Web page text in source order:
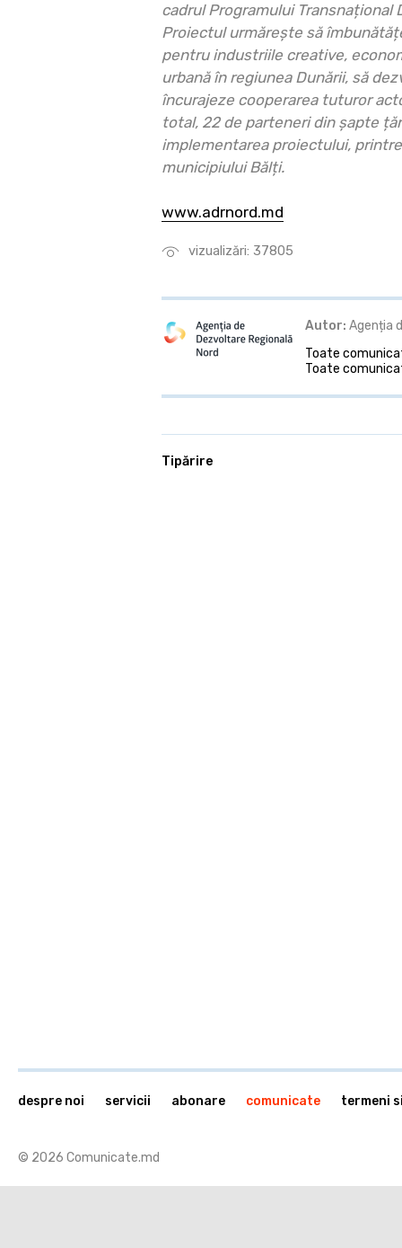
vizualizări: 37805
cadrul Programului Transnațional
Proiectul urmărește să
pentru industriile creative,
urbană în regiunea Dunării, să
încurajeze cooperarea tuturor
total, 22 de parteneri din șapte
implementarea proiectului,
municipiului Bălți.
www.adrnord.md
Autor: Agenția
Toate
Toate
Tipărire
© 2026 Comunicate.md
despre noi servicii abonare comunicate termeni